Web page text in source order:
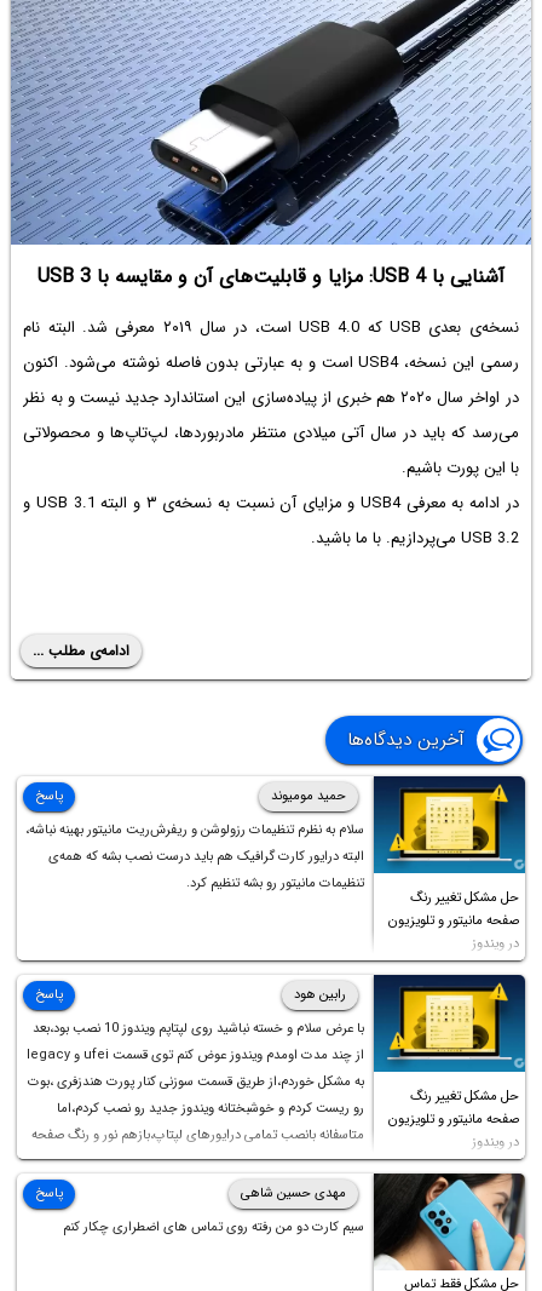
آشنایی با USB 4: مزایا و قابلیت‌های آن و مقایسه با USB 3
نسخه‌ی بعدی USB که USB 4.0 است، در سال ۲۰۱۹ معرفی شد. البته نام
رسمی این نسخه، USB4 است و به عبارتی بدون فاصله نوشته می‌شود. اکنون
در اواخر سال ۲۰۲۰ هم خبری از پیاده‌سازی این استاندارد جدید نیست و به نظر
می‌رسد که باید در سال آتی میلادی منتظر مادربوردها، لپ‌تاپ‌ها و محصولاتی
با این پورت باشیم.
در ادامه به معرفی USB4 و مزایای آن نسبت به نسخه‌ی ۳ و البته USB 3.1 و
USB 3.2 می‌پردازیم. با ما باشید.
ادامه‌ی مطلب ...
آخرین دیدگاه‌ها
حل مشکل تغییر رنگ
صفحه مانیتور و تلویزیون
در ویندوز
حمید مومیوند
سلام به نظرم تنظیمات رزولوشن و ریفرش‌ریت مانیتور بهینه نباشه،
البته درایور کارت گرافیک هم باید درست نصب بشه که همه‌ی
تنظیمات مانیتور رو بشه تنظیم کرد.
پاسخ
حل مشکل تغییر رنگ
صفحه مانیتور و تلویزیون
در ویندوز
رابین هود
با عرض سلام و خسته نباشید روی لپتاپم ویندوز 10 نصب بود،بعد
از چند مدت اومدم ویندوز عوض کنم توی قسمت ufei و legacy
به مشکل خوردم،از طریق قسمت سوزنی کنار پورت هندزفری ،بوت
رو ریست کردم و خوشبختانه ویندوز جدید رو نصب کردم،اما
متاسفانه بانصب تمامی درایورهای لپتاپ،بازهم نور و رنگ صفحه
چه موقع کار چه موقع پخش فیلم مثل سابق نیست(نور زیاده و بی
کیفیت)،با ابدیت کردن کارت گرافیک،کالیبره کردن و غیره هم نور و
رنگ درست نشد (انگار تصویر ماته)، خواهشمند است راهنمایی
فرمایید باتشکر
پاسخ
حل مشکل فقط تماس
مهدی حسین شاهی
سیم کارت دو من رفته روی تماس های اضطراری چکار کنم
پاسخ